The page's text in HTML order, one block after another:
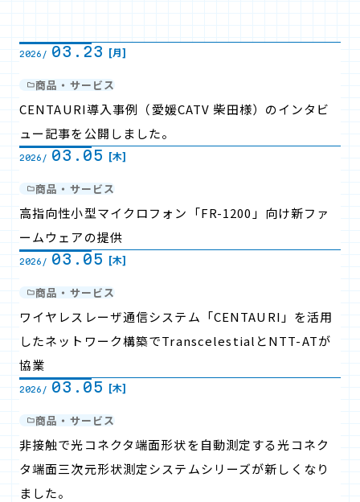
2026/ 03.23 [月]
商品・サービス
CENTAURI導入事例（愛媛CATV 柴田様）のインタビ
ュー記事を公開しました。
2026/ 03.05 [木]
商品・サービス
高指向性小型マイクロフォン「FR-1200」向け新ファ
ームウェアの提供
2026/ 03.05 [木]
商品・サービス
ワイヤレスレーザ通信システム「CENTAURI」を活用
したネットワーク構築でTranscelestialとNTT-ATが
協業
2026/ 03.05 [木]
商品・サービス
非接触で光コネクタ端面形状を自動測定する光コネク
タ端面三次元形状測定システムシリーズが新しくなり
ました。